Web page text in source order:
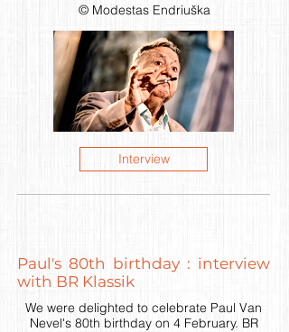
© Modestas Endriuška
Interview
Paul's 80th birthday : interview
with BR Klassik
We were delighted to celebrate Paul Van
Nevel's 80th birthday on 4 February. BR